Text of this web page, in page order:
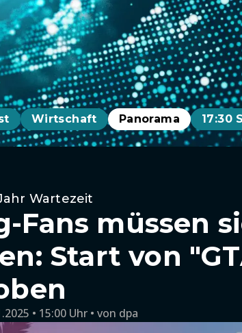
Wirtschaft Panorama 17:30
Wartezeit
Fans müssen
Start von
• 15:00 Uhr von dpa